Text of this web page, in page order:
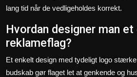
lang tid når de vedligeholdes korrekt.
Hvordan designer man
reklameflag?
Et enkelt design med tydeligt logo
budskab gør flaget let at genkende og